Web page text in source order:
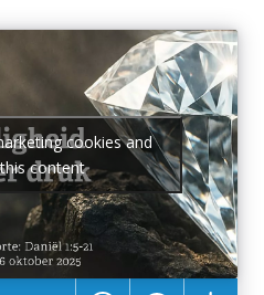
cookies and
content